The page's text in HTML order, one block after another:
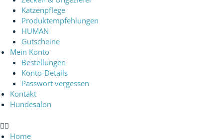
Katzenpflege
Produktempfehlungen
HUMAN
Gutscheine
Mein Konto
Bestellungen
Konto-Details
Passwort vergessen
Kontakt
Hundesalon
Home